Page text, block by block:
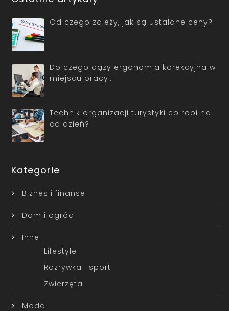
Od czego zależy, jak są ustalane ceny?
Do czego dąży ergonomia korekcyjna w
miejscu pracy…
Technik organizacji turystyki co robi na
co dzień?
Kategorie
Biznes i finanse
Dom i ogród
Inne
Lifestyle
Rozrywka i sport
Zwierzęta
Moda